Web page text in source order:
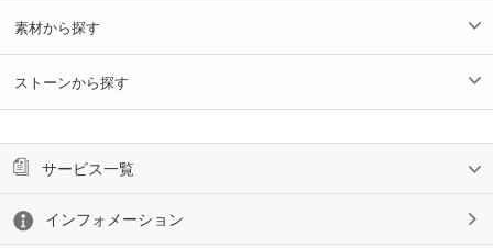
素材から探す
ストーンから探す
サービス一覧
インフォメーション